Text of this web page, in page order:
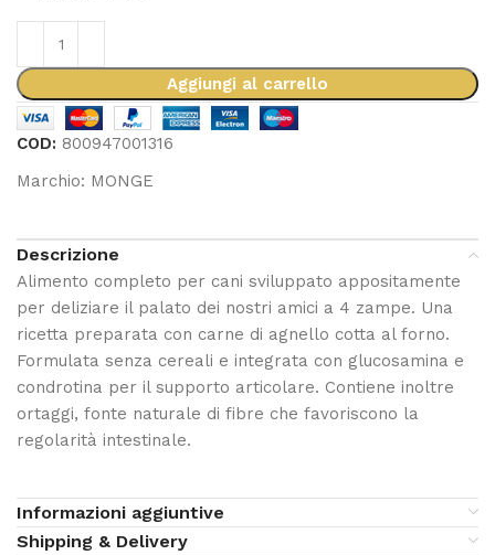
Aggiungi al carrello
COD: 800947001316
Marchio: MONGE
Descrizione
Alimento completo per cani sviluppato appositamente
per deliziare il palato dei nostri amici a 4 zampe. Una
ricetta preparata con carne di agnello cotta al forno.
Formulata senza cereali e integrata con glucosamina e
condrotina per il supporto articolare. Contiene inoltre
ortaggi, fonte naturale di fibre che favoriscono la
regolarità intestinale.
Informazioni aggiuntive
Shipping & Delivery